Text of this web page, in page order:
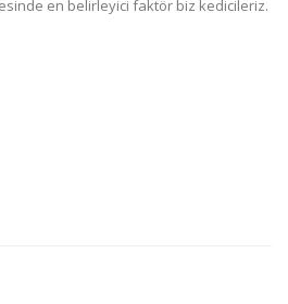
en belirleyici faktör biz kedicileriz.